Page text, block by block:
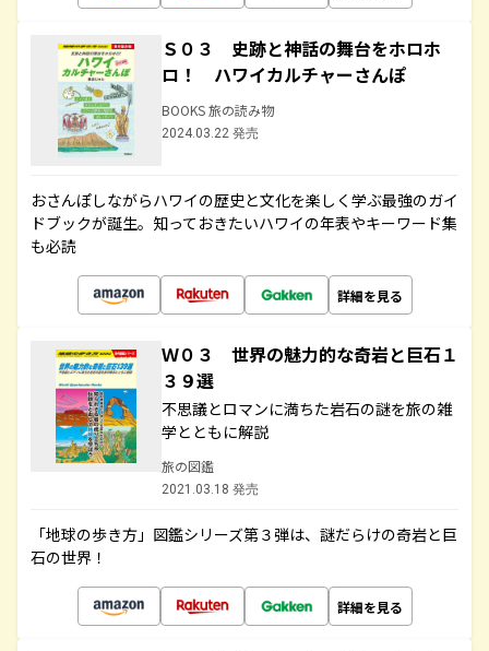
Ｓ０３ 史跡と神話の舞台をホロホ
ロ！ ハワイカルチャーさんぽ
BOOKS 旅の読み物
2024.03.22 発売
おさんぽしながらハワイの歴史と文化を楽しく学ぶ最強のガイ
ドブックが誕生。知っておきたいハワイの年表やキーワード集
も必読
詳細を見る
Ｗ０３ 世界の魅力的な奇岩と巨石１
３９選
不思議とロマンに満ちた岩石の謎を旅の雑
学とともに解説
旅の図鑑
2021.03.18 発売
「地球の歩き方」図鑑シリーズ第３弾は、謎だらけの奇岩と巨
石の世界！
詳細を見る